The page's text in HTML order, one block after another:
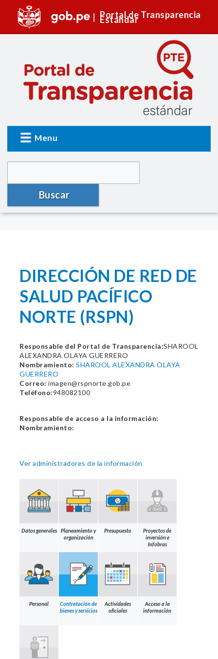
Portal de Transparencia
Estándar
Menu
Buscar
DIRECCIÓN DE RED DE
SALUD PACÍFICO
NORTE (RSPN)
Responsable del Portal de Transparencia:SHAROOL
ALEXANDRA OLAYA GUERRERO
Nombramiento: SHAROOL ALEXANDRA OLAYA
GUERRERO
Correo: imagen@rspnorte.gob.pe
Teléfono:948082100
Responsable de acceso a la información:
Nombramiento:
Ver administradores de la información
Datos generales
Planeamiento y
organización
Presupuesto
Proyectos de
inversión e
Infobras
Personal
Contratación de
bienes y servicios
Actividades
oficiales
Acceso a la
información